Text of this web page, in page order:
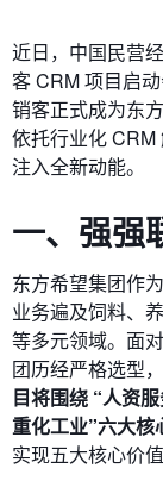
近日，中国民营
客 CRM 项目启
销客正式成为东
依托行业化
注入全新动能。
一、 强强
东方希望集团作
业务遍及饲料、
等多元领域。面
团历经严格选型
目将围绕 “人资
重化工业”六大核
实现五大核心价值